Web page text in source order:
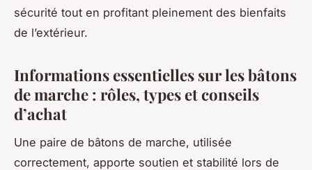
sécurité tout en profitant pleinement des bienfaits
de l’extérieur.
Informations essentielles sur les bâtons
de marche : rôles, types et conseils
d’achat
Une paire de bâtons de marche, utilisée
correctement, apporte soutien et stabilité lors de